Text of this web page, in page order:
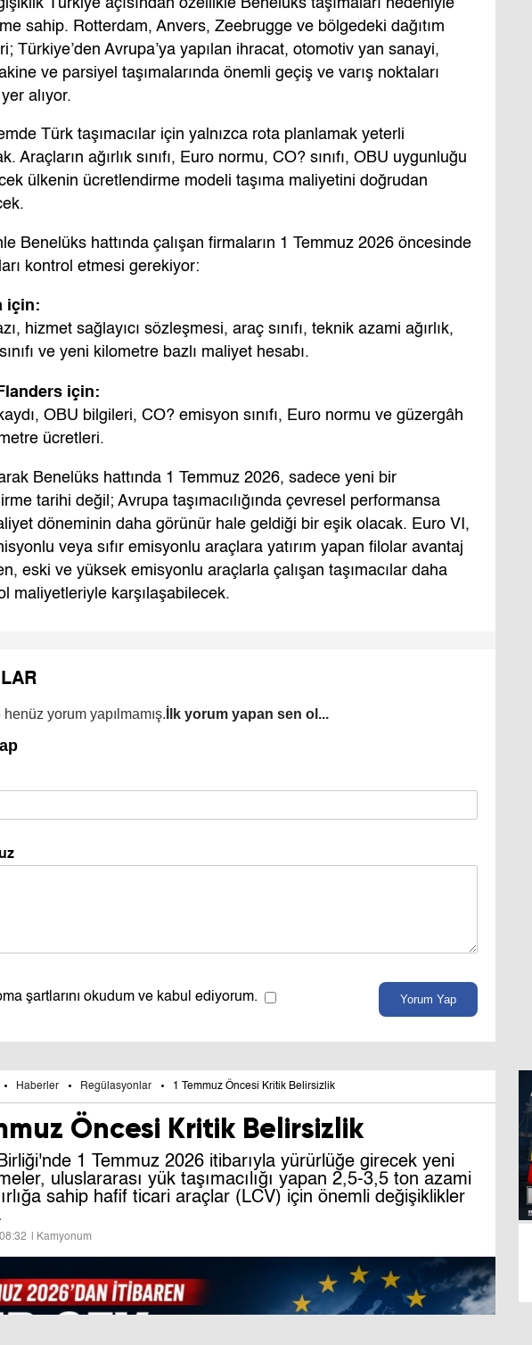
sahip. Rotterdam, Anvers, Zeebrugge ve bölgedeki dağıtım
Türkiye’den Avrupa’ya yapılan ihracat, otomotiv yan sanayi,
ve parsiyel taşımalarında önemli geçiş ve varış noktaları
alıyor.
Türk taşımacılar için yalnızca rota planlamak yeterli
Araçların ağırlık sınıfı, Euro normu, CO? sınıfı, OBU uygunluğu
ülkenin ücretlendirme modeli taşıma maliyetini doğrudan
Benelüks hattında çalışan firmaların 1 Temmuz 2026 öncesinde
kontrol etmesi gerekiyor:
için:
hizmet sağlayıcı sözleşmesi, araç sınıfı, teknik azami ağırlık,
ve yeni kilometre bazlı maliyet hesabı.
için:
OBU bilgileri, CO? emisyon sınıfı, Euro normu ve güzergâh
ücretleri.
Benelüks hattında 1 Temmuz 2026, sadece yeni bir
tarihi değil; Avrupa taşımacılığında çevresel performansa
döneminin daha görünür hale geldiği bir eşik olacak. Euro VI,
veya sıfır emisyonlu araçlara yatırım yapan filolar avantaj
eski ve yüksek emisyonlu araçlarla çalışan taşımacılar daha
maliyetleriyle karşılaşabilecek.
yorum yapılmamış. İlk yorum yapan sen ol...
şartlarını okudum ve kabul ediyorum. Yorum Yap
Haberler Regülasyonlar 1 Temmuz Öncesi Kritik Belirsizlik
Öncesi Kritik Belirsizlik
1 Temmuz 2026 itibarıyla yürürlüğe girecek yeni
uluslararası yük taşımacılığı yapan 2,5-3,5 ton azami
sahip hafif ticari araçlar (LCV) için önemli değişiklikler
| Kamyonum